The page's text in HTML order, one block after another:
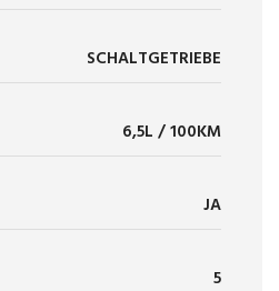
SCHALTGETRIEBE
6,5L / 100KM
JA
5